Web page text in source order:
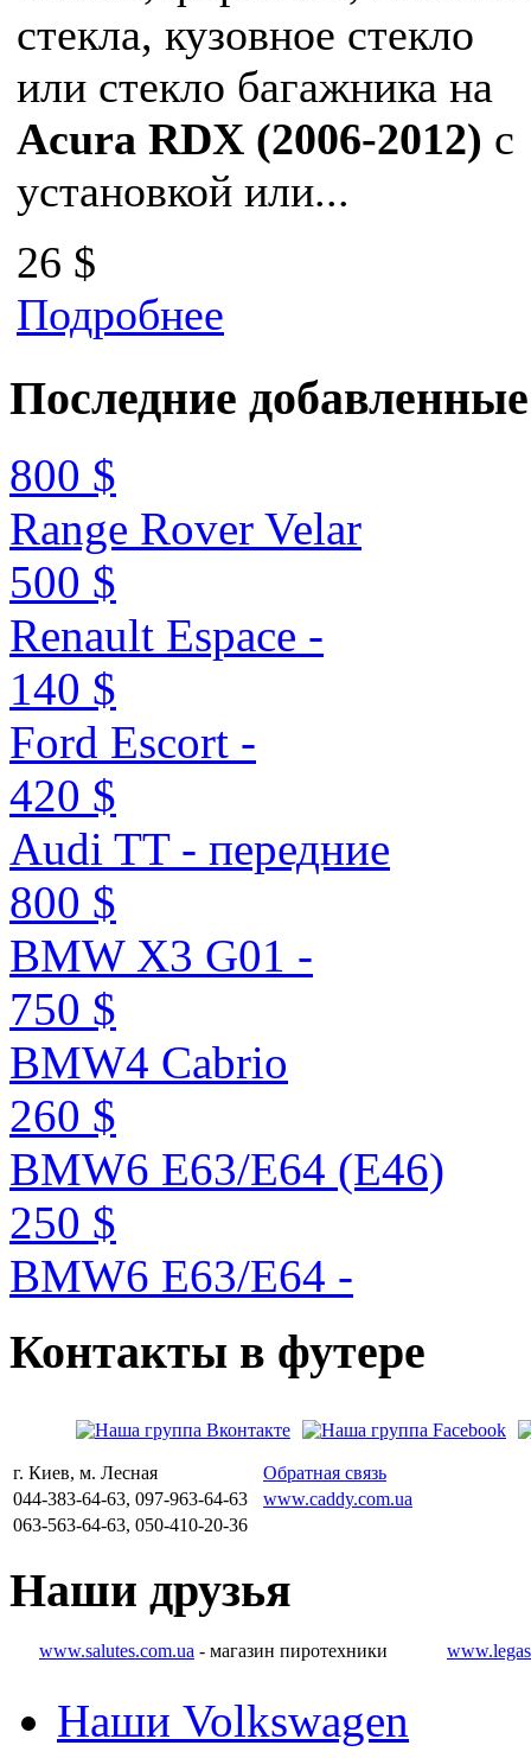
стекла, кузовное стекло
или стекло багажника на
Acura RDX (2006-2012) с
установкой или...
26 $
Подробнее
Последние добавленные
800 $
Range Rover Velar
500 $
Renault Espace -
140 $
Ford Escort -
420 $
Audi TT - передние
800 $
BMW X3 G01 -
750 $
BMW4 Cabrio
260 $
BMW6 E63/E64 (E46)
250 $
BMW6 E63/E64 -
Контакты в футере
г. Киев, м. Лесная
Обратная связь
044-383-64-63, 097-963-64-63
www.caddy.com.ua
063-563-64-63, 050-410-20-36
Наши друзья
www.salutes.com.ua - магазин пиротехники
Наши Volkswagen